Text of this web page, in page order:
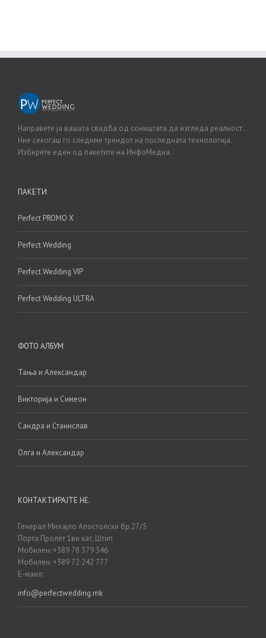
Направете ја вашата свадба од соништата да изгледа реалност.
Ние секогаш го следиме трендот на последната технологија.
Изберете еден од пакетите на ИнфоМедиа.
ПАКЕТИ
Perfect PROMO X
Perfect Wedding
Perfect Wedding VIP
Perfect Wedding ULTRA
ФОТО АЛБУМ
Тања и Александар
Викторија и Симеон
Сандра и Станислав
Олга и Александар
КОНТАКТИРАЈТЕ НЕ.
Генерал Михајло Апостолски бр.27/5
Порта Пролет 1ви кат, Штип
Мобилен: +389 78 379 346
Мобилен: +389 72 242 777
Е-маил:
info@perfectwedding.mk